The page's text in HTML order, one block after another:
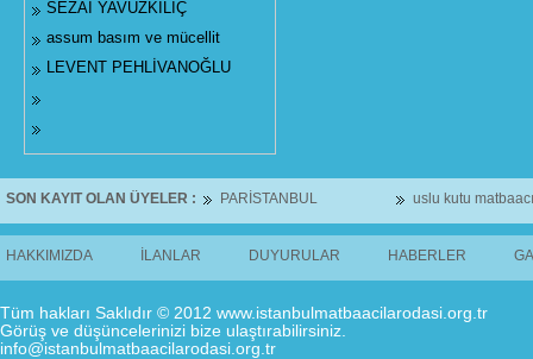
SEZAİ YAVUZKILIÇ
assum basım ve mücellit
LEVENT PEHLİVANOĞLU
SON KAYIT OLAN ÜYELER : PARİSTANBUL uslu kutu
HAKKIMIZDA İLANLAR DUYURULAR HABERLER
Tüm hakları Saklıdır © 2012 www.istanbulmatbaacilarodasi.org.tr
Görüş ve düşüncelerinizi bize ulaştırabilirsiniz.
info@istanbulmatbaacilarodasi.org.tr